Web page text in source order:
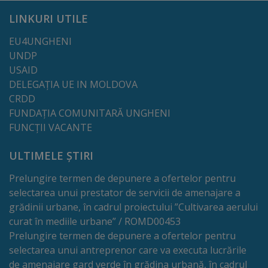
de
cerere
Arhitectură
și
urbanism
Transparență
decizională
Proiecte
de
decizii
Decizii
LINKURI UTILE
EU4UNGHENI
UNDP
USAID
DELEGAȚIA UE IN MOLDOVA
CRDD
FUNDAȚIA COMUNITARĂ UNGHENI
FUNCȚII VACANTE
ULTIMELE ȘTIRI
Prelungire termen de depunere a ofertelor pentru
selectarea unui prestator de servicii de amenajare a
grădinii urbane, în cadrul proiectului ”Cultivarea aerului
curat în mediile urbane” / ROMD00453
Prelungire termen de depunere a ofertelor pentru
selectarea unui antreprenor care va executa lucrările
de amenajare gard verde în grădina urbană, în cadrul